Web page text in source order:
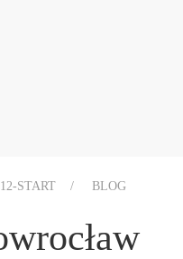
START BLOG